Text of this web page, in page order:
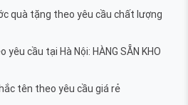
quà tặng theo yêu cầu chất lượng
cầu tại Hà Nội: HÀNG SẴN KHO
tên theo yêu cầu giá rẻ